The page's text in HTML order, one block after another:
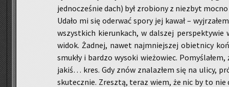
jed­no­cze­śnie dach) był zro­bio­ny z nie­zbyt
Udało mi się ode­rwać spory jej kawał –
wszyst­kich kie­run­kach, w dal­szej per­spek­ty­wie
widok. Żad­nej, nawet naj­mniej­szej obiet­ni­cy
smu­kły i bar­dzo wy­so­ki wie­żo­wiec.
jakiś… kres. Gdy znów zna­la­złem się na ulicy,
sku­tecz­nie. Zresz­tą, teraz wiem, że nic by to nie